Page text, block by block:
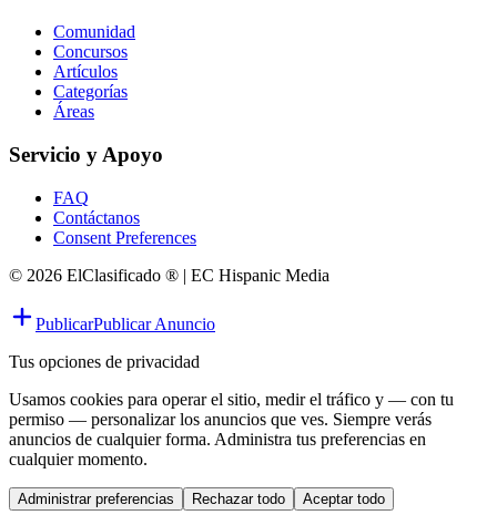
Comunidad
Concursos
Artículos
Categorías
Áreas
Servicio y Apoyo
FAQ
Contáctanos
Consent Preferences
© 2026 ElClasificado ® | EC Hispanic Media
PublicarPublicar Anuncio
Tus opciones de privacidad
Usamos cookies para operar el sitio, medir el tráfico y — con tu
permiso — personalizar los anuncios que ves. Siempre verás
anuncios de cualquier forma. Administra tus preferencias en
cualquier momento.
Administrar preferencias Rechazar todo Aceptar todo